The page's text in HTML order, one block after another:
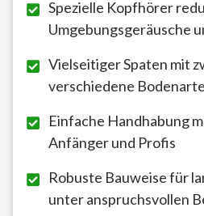
Spezielle Kopfhörer
Umgebungsgeräusche
Vielseitiger Spaten mit
verschiedene
Einfache Handhabung
Anfänger und Profis
Robuste Bauweise für
unter anspruchsvollen